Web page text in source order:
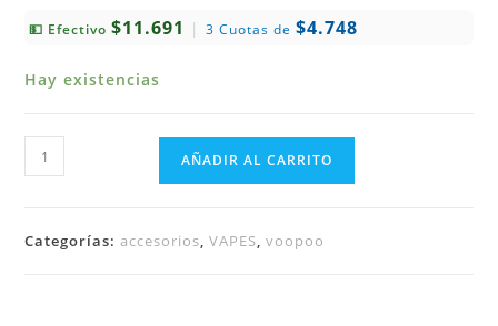
💵 Efectivo$11.691 | 3 Cuotas de$4.748
Hay existencias
AÑADIR AL CARRITO
Categorías:accesorios,VAPES,voopoo